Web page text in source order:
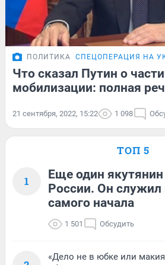
ПОЛИТИКА СПЕЦОПЕРАЦИЯ НА
Что сказал Путин о
мобилизации: полная
21 сентября, 2022, 15:22 1 098
ТОП 5
1
Еще один
России. Он служил
самого начала
1 501 Обсудить
«Дело не в юбке или